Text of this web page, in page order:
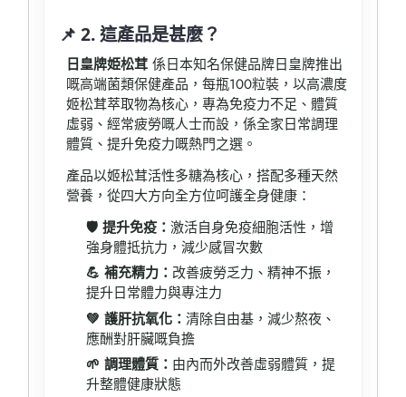
📌 2. 這產品是甚麼？
日皇牌姫松茸 係日本知名保健品牌日皇牌推出
嘅高端菌類保健產品，每瓶100粒裝，以高濃度
姬松茸萃取物為核心，專為免疫力不足、體質
虛弱、經常疲勞嘅人士而設，係全家日常調理
體質、提升免疫力嘅熱門之選。
產品以姬松茸活性多糖為核心，搭配多種天然
營養，從四大方向全方位呵護全身健康：
🛡️ 提升免疫：激活自身免疫細胞活性，增
強身體抵抗力，減少感冒次數
💪 補充精力： 改善疲勞乏力、精神不振，
提升日常體力與專注力
💚 護肝抗氧化：清除自由基，減少熬夜、
應酬對肝臟嘅負擔
🌱 調理體質： 由內而外改善虛弱體質，提
升整體健康狀態